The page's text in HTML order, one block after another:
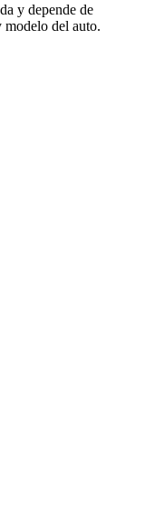
y depende de
modelo del auto.